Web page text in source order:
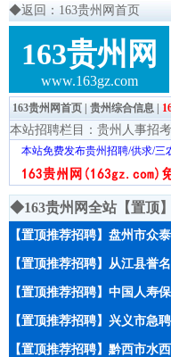
◆返回：163贵州网首页
163贵州网
www.163gz.com
163贵州网首页 贵州综合信息
本站招聘栏目： 贵州人事招考
本站免费发布贵州招聘/供求/三
◆163贵州网全站【
【置顶推荐招聘】盘州市众
【置顶推荐招聘】从江县誉
【置顶推荐招聘】中国人寿
【置顶推荐招聘】兴义市急
【置顶推荐招聘】黔西市水